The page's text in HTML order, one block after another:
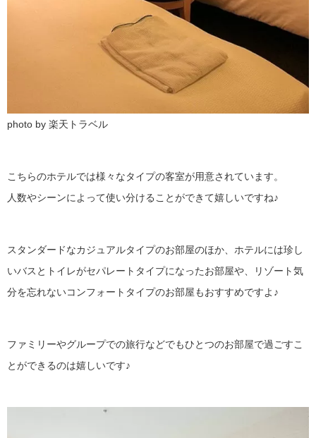
photo by 楽天トラベル
こちらのホテルでは様々なタイプの客室が用意されています。
人数やシーンによって使い分けることができて嬉しいですね♪
スタンダードなカジュアルタイプのお部屋のほか、ホテルには珍し
いバスとトイレがセパレートタイプになったお部屋や、リゾート気
分を忘れないコンフォートタイプのお部屋もおすすめですよ♪
ファミリーやグループでの旅行などでもひとつのお部屋で過ごすこ
とができるのは嬉しいです♪